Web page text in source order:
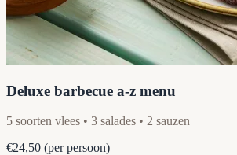
Deluxe barbecue a-z menu
5 soorten vlees • 3 salades • 2 sauzen
€24,50 (per persoon)